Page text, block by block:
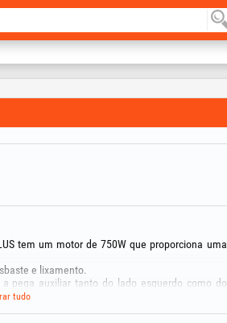
tem um motor de 750W que proporciona uma
e lixamento.
pega auxiliar tanto do lado esquerdo como do
tudo